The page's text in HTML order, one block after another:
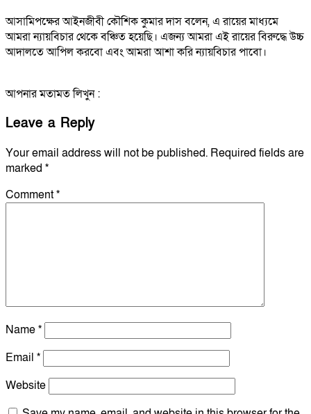
আসামিপক্ষের আইনজীবী কৌশিক কুমার দাস বলেন, এ রায়ের মাধ্যমে
আমরা ন্যায়বিচার থেকে বঞ্চিত হয়েছি। এজন্য আমরা এই রায়ের বিরুদ্ধে উচ্চ
আদালতে আপিল করবো এবং আমরা আশা করি ন্যায়বিচার পাবো।
আপনার মতামত লিখুন :
Leave a Reply
Your email address will not be published. Required fields are
marked *
Comment*
Name*
Email *
Website